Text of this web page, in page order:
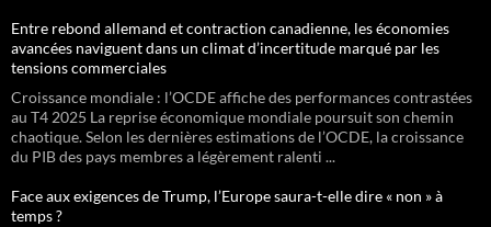
Entre rebond allemand et contraction canadienne, les économies
avancées naviguent dans un climat d’incertitude marqué par les
tensions commerciales
Croissance mondiale : l’OCDE affiche des performances contrastées
au T4 2025 La reprise économique mondiale poursuit son chemin
chaotique. Selon les dernières estimations de l’OCDE, la croissance
du PIB des pays membres a légèrement ralenti ...
Face aux exigences de Trump, l’Europe saura-t-elle dire « non » à
temps ?